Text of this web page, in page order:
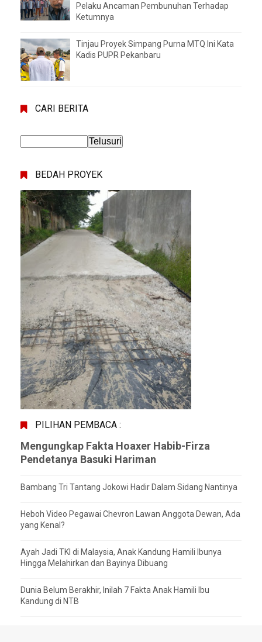
Pelaku Ancaman Pembunuhan Terhadap
Ketumnya
Tinjau Proyek Simpang Purna MTQ Ini Kata
Kadis PUPR Pekanbaru
CARI BERITA
BEDAH PROYEK
PILIHAN PEMBACA :
Mengungkap Fakta Hoaxer Habib-Firza
Pendetanya Basuki Hariman
Bambang Tri Tantang Jokowi Hadir Dalam Sidang Nantinya
Heboh Video Pegawai Chevron Lawan Anggota Dewan, Ada
yang Kenal?
Ayah Jadi TKI di Malaysia, Anak Kandung Hamili Ibunya
Hingga Melahirkan dan Bayinya Dibuang
Dunia Belum Berakhir, Inilah 7 Fakta Anak Hamili Ibu
Kandung di NTB